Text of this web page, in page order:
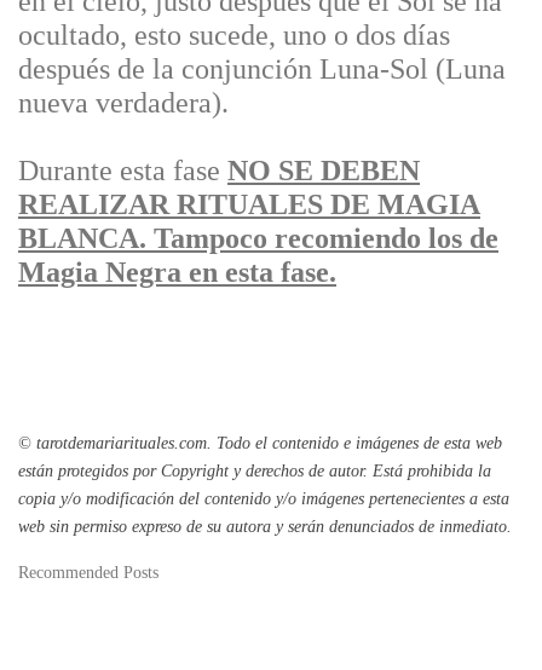
ocultado, esto sucede, uno o dos días
después de la conjunción Luna-Sol (Luna
nueva verdadera).
Durante esta fase NO SE DEBEN
REALIZAR RITUALES DE MAGIA
BLANCA. Tampoco recomiendo los de
Magia Negra en esta fase.
© tarotdemariarituales.com. Todo el contenido e imágenes de esta web
están protegidos por Copyright y derechos de autor. Está prohibida la
copia y/o modificación del contenido y/o imágenes pertenecientes a esta
web sin permiso expreso de su autora y serán denunciados de inmediato.
Recommended Posts